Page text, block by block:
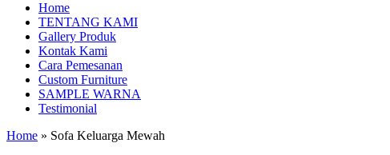
Home
TENTANG KAMI
Gallery Produk
Kontak Kami
Cara Pemesanan
Custom Furniture
SAMPLE WARNA
Testimonial
Home » Sofa Keluarga Mewah